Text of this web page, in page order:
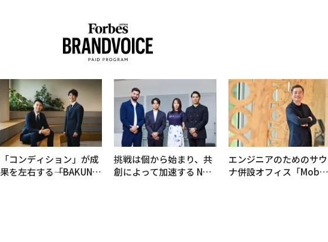
「コンディション」が成
果を左右する――「BAKUN
挑戦は個から始まり、共
創によって加速する NOR
エンジニアのためのサウ
ナ併設オフィス「Mobiu